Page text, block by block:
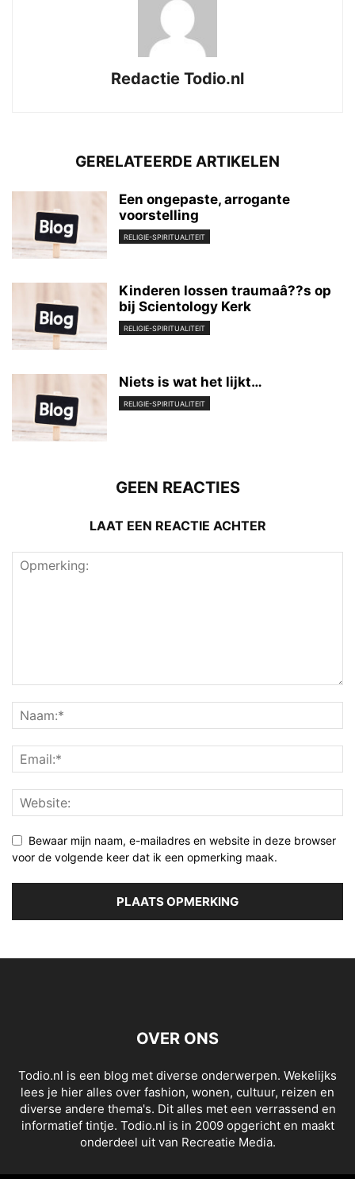
Redactie Todio.nl
GERELATEERDE ARTIKELEN
Een ongepaste, arrogante
voorstelling
RELIGIE-SPIRITUALITEIT
Kinderen lossen traumaâ??s op
bij Scientology Kerk
RELIGIE-SPIRITUALITEIT
Niets is wat het lijkt…
RELIGIE-SPIRITUALITEIT
GEEN REACTIES
LAAT EEN REACTIE ACHTER
Bewaar mijn naam, e-mailadres en website in deze browser
voor de volgende keer dat ik een opmerking maak.
OVER ONS
Todio.nl is een blog met diverse onderwerpen. Wekelijks
lees je hier alles over fashion, wonen, cultuur, reizen en
diverse andere thema's. Dit alles met een verrassend en
informatief tintje. Todio.nl is in 2009 opgericht en maakt
onderdeel uit van Recreatie Media.